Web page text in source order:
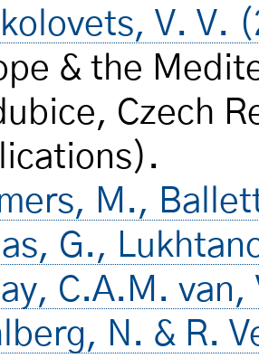
V. V.
& the
Czech
M.,
G.,
C.A.M.
N. & R.